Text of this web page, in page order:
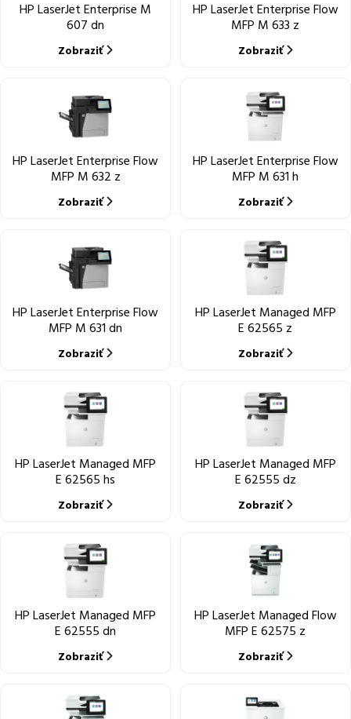
HP LaserJet Enterprise M
607 dn
Zobraziť
HP LaserJet Enterprise Flow
MFP M 633 z
Zobraziť
HP LaserJet Enterprise Flow
MFP M 632 z
Zobraziť
HP LaserJet Enterprise Flow
MFP M 631 h
Zobraziť
HP LaserJet Enterprise Flow
MFP M 631 dn
Zobraziť
HP LaserJet Managed MFP
E 62565 z
Zobraziť
HP LaserJet Managed MFP
E 62565 hs
Zobraziť
HP LaserJet Managed MFP
E 62555 dz
Zobraziť
HP LaserJet Managed MFP
E 62555 dn
Zobraziť
HP LaserJet Managed Flow
MFP E 62575 z
Zobraziť